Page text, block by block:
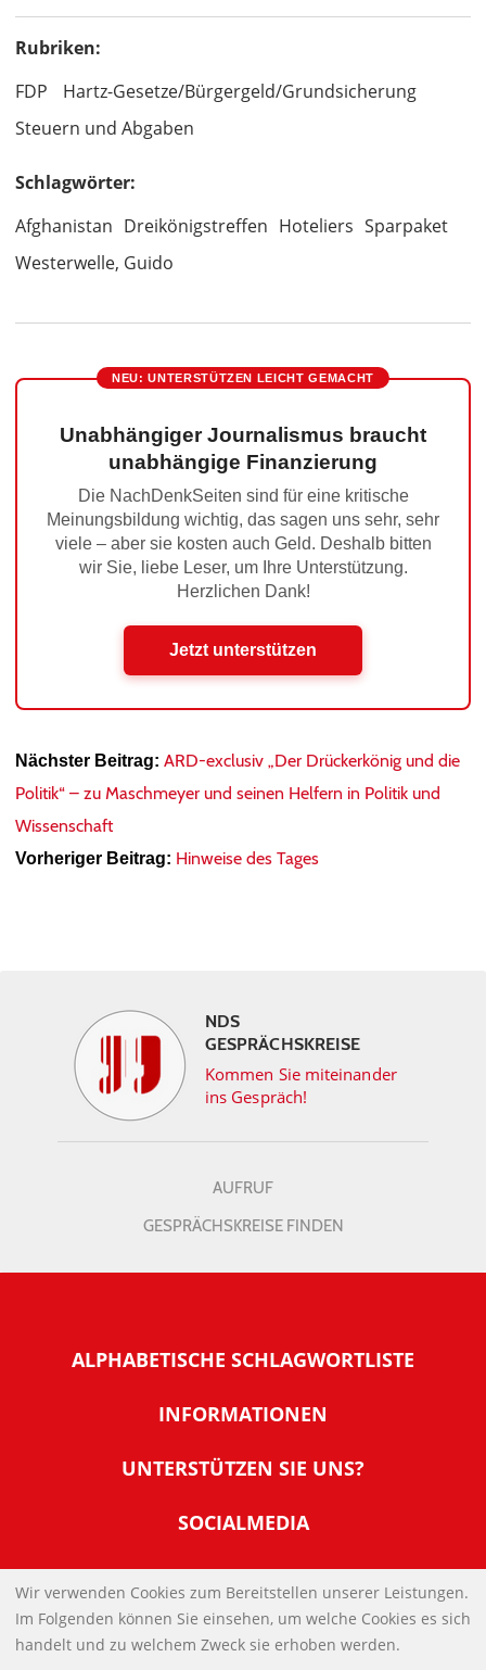
Rubriken:
FDP
Hartz-Gesetze/Bürgergeld/Grundsicherung
Steuern und Abgaben
Schlagwörter:
Afghanistan Dreikönigstreffen Hoteliers Sparpaket
Westerwelle, Guido
NEU: UNTERSTÜTZEN LEICHT GEMACHT
Unabhängiger Journalismus braucht
unabhängige Finanzierung
Die NachDenkSeiten sind für eine kritische
Meinungsbildung wichtig, das sagen uns sehr, sehr
viele – aber sie kosten auch Geld. Deshalb bitten
wir Sie, liebe Leser, um Ihre Unterstützung.
Herzlichen Dank!
Jetzt unterstützen
Nächster Beitrag: ARD-exclusiv „Der Drückerkönig und die
Politik“ – zu Maschmeyer und seinen Helfern in Politik und
Wissenschaft
Vorheriger Beitrag: Hinweise des Tages
NDS
GESPRÄCHSKREISE
Kommen Sie miteinander
ins Gespräch!
AUFRUF
GESPRÄCHSKREISE FINDEN
ALPHABETISCHE SCHLAGWORTLISTE
INFORMATIONEN
Warum NachDenkSeiten
Tipps zur Nutzung der NachDenkSeiten
Banner und E-Mail-Signaturen
Links
Kontakt
UNTERSTÜTZEN SIE UNS?
Werden Sie Fördermitglied
Spenden Sie Online
SOCIALMEDIA
IMPRESSUM
DATENSCHUTZERKLÄRUNG
Wir verwenden Cookies zum Bereitstellen unserer Leistungen.
Im Folgenden können Sie einsehen, um welche Cookies es sich
handelt und zu welchem Zweck sie erhoben werden.